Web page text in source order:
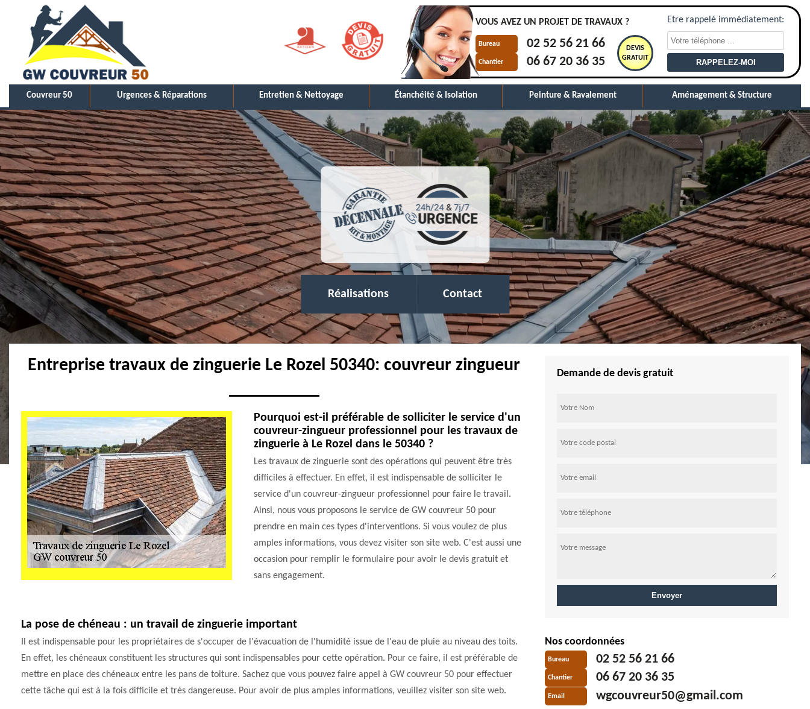
VOUS AVEZ UN PROJET DE TRAVAUX ?
Bureau 02 52 56 21 66
Chantier 06 67 20 36 35
DEVIS
GRATUIT
Etre rappelé immédiatement:
Couvreur 50 Urgences & Réparations Entretien & Nettoyage Étanchéité & Isolation Peinture & Ravalement Aménagement & Structure
Réalisations Contact
Entreprise travaux de zinguerie Le Rozel 50340: couvreur zingueur
Pourquoi est-il préférable de solliciter le service d'un
couvreur-zingueur professionnel pour les travaux de
zinguerie à Le Rozel dans le 50340 ?
Les travaux de zinguerie sont des opérations qui peuvent être très
difficiles à effectuer. En effet, il est indispensable de solliciter le
service d'un couvreur-zingueur professionnel pour faire le travail.
Ainsi, nous vous proposons le service de GW couvreur 50 pour
prendre en main ces types d'interventions. Si vous voulez de plus
amples informations, vous devez visiter son site web. C'est aussi une
occasion pour remplir le formulaire pour avoir le devis gratuit et
sans engagement.
La pose de chéneau : un travail de zinguerie important
Il est indispensable pour les propriétaires de s'occuper de l'évacuation de l'humidité issue de l'eau de pluie au niveau des toits.
En effet, les chéneaux constituent les structures qui sont indispensables pour cette opération. Pour ce faire, il est préférable de
mettre en place des chéneaux entre les pans de toiture. Sachez que vous pouvez faire appel à GW couvreur 50 pour effectuer
cette tâche qui est à la fois difficile et très dangereuse. Pour avoir de plus amples informations, veuillez visiter son site web.
Demande de devis gratuit
Nos coordonnées
Bureau 02 52 56 21 66
Chantier 06 67 20 36 35
Email wgcouvreur50@gmail.com